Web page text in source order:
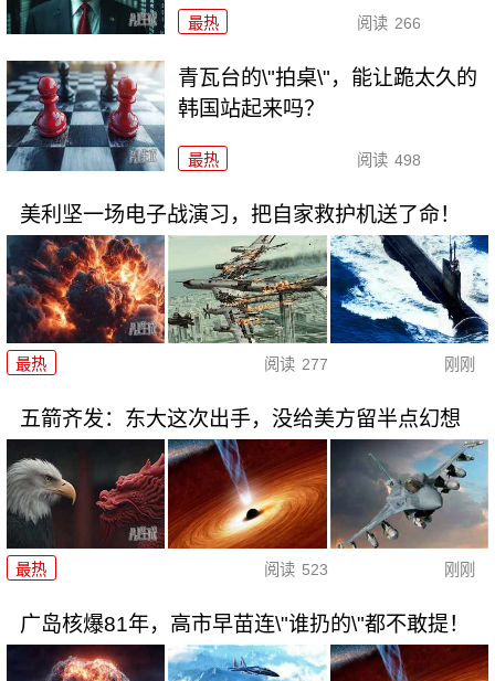
最热 阅读 266
青瓦台的\"拍桌\"，能让跪太久的
韩国站起来吗？
最热 阅读 498
美利坚一场电子战演习，把自家救护机送了命！
最热 阅读 277 刚刚
五箭齐发：东大这次出手，没给美方留半点幻想
最热 阅读 523 刚刚
广岛核爆81年，高市早苗连\"谁扔的\"都不敢提！